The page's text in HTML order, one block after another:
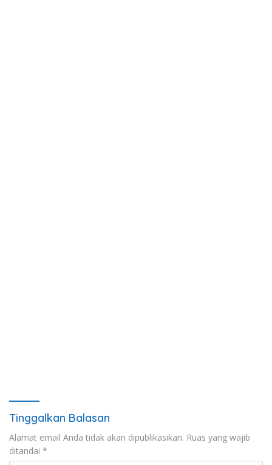
Tinggalkan Balasan
Alamat email Anda tidak akan dipublikasikan. Ruas yang wajib
ditandai *